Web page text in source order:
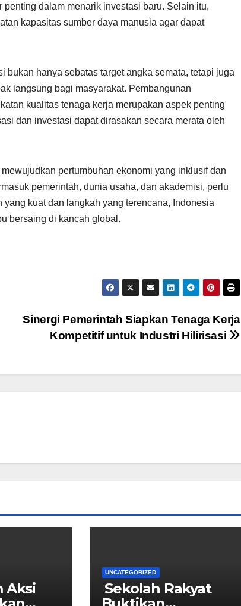
dalam menarik investasi baru. Selain itu,
kapasitas sumber daya manusia agar dapat
hanya sebatas target angka semata, tetapi juga
langsung bagi masyarakat. Pembangunan
kualitas tenaga kerja merupakan aspek penting
dan investasi dapat dirasakan secara merata oleh
pertumbuhan ekonomi yang inklusif dan
pemerintah, dunia usaha, dan akademisi, perlu
kuat dan langkah yang terencana, Indonesia
bersaing di kancah global.
Sinergi Pemerintah Siapkan Tenaga Kerja
Kompetitif untuk Industri Hilirisasi
Aksi
UNCATEGORIZED
Sekolah Rakyat